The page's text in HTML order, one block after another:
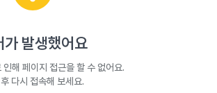
가 발생했어요
인해 페이지 접근을 할 수 없어요.
다시 접속해 보세요.